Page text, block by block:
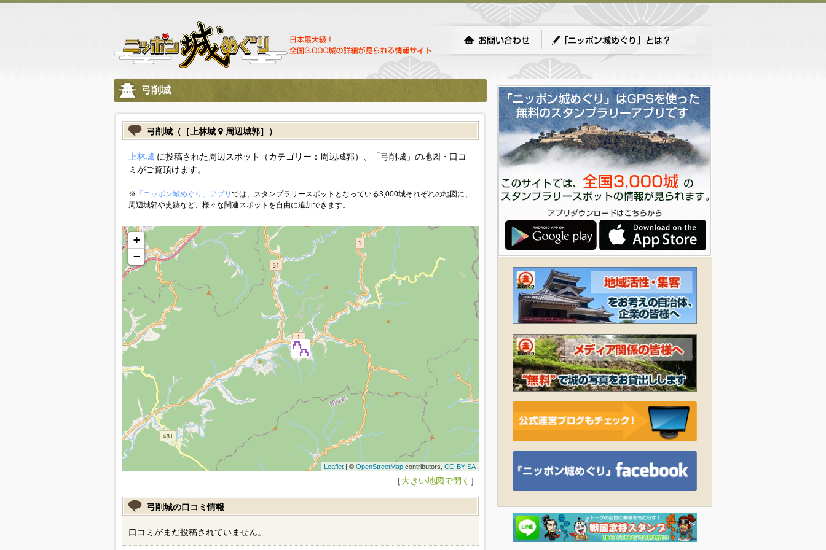
弓削城
弓削城（［上林城 周辺城郭］）
上林城に投稿された周辺スポット（カテゴリー：周辺城郭）、「弓削城」の地図・口コ
ミがご覧頂けます。
※ 「ニッポン城めぐり」アプリ では、スタンプラリースポットとなっている3,000城それぞれの地図に、
周辺城郭や史跡など、様々な関連スポットを自由に追加できます。
+
−
Leaflet| © OpenStreetMapcontributors, CC-BY-SA
［大きい地図で開く ］
弓削城の口コミ情報
口コミがまだ投稿されていません。